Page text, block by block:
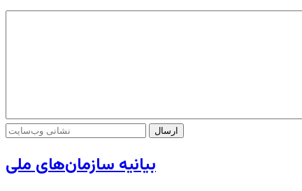
بیانیه سازمان‌های ملی